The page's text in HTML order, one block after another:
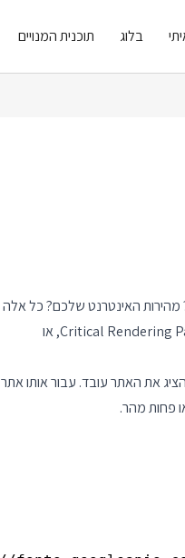
בלוג תוכנית המנויים
האינטרנט שלכם? כל אלה
חשובים כמובן אבל מה שבאמת יכול לעשות את ההבדל הוא מבנה העמוד ויותר ספציפית מבנה ה Critical Rendering Path, או
את האתר עובד. עבור אותו אתר
פחות מהר.